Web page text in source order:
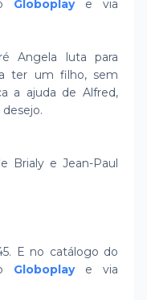
Globoplaye via
Angela luta para
ter um filho, sem
a ajuda de Alfred,
desejo.
Brialy e Jean-Paul
E no catálogo do
Globoplaye via